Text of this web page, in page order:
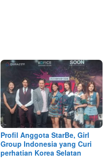
Profil Anggota StarBe, Girl
Group Indonesia yang Curi
perhatian Korea Selatan